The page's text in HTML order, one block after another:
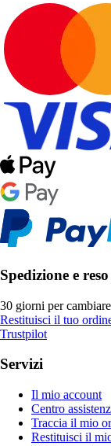
Spedizione e reso
30 giorni per
Restituisci il tuo
Trustpilot
Servizi
Il mio account
Centro
Traccia il mio
Restituisci il